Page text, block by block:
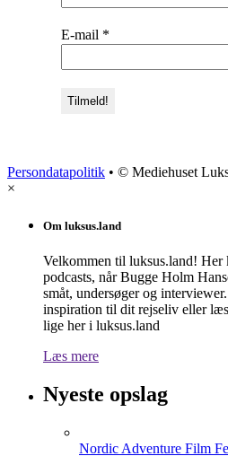
E-mail *
Persondatapolitik • © Mediehuset
×
Om luksus.land
Velkommen til luksus.land! Her
podcasts, når Bugge Holm
småt, undersøger og
inspiration til dit rejseliv eller
lige her i luksus.land
Læs mere
Nyeste opslag
Nordic Adventure Film